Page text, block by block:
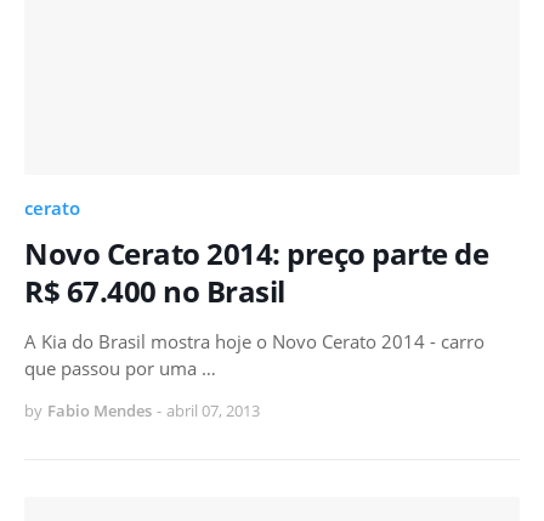
cerato
Novo Cerato 2014: preço parte de
R$ 67.400 no Brasil
A Kia do Brasil mostra hoje o Novo Cerato 2014 - carro
que passou por uma …
by Fabio Mendes - abril 07, 2013